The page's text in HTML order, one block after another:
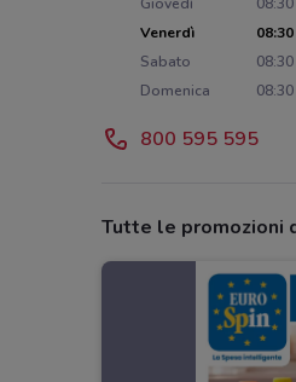
Venerdì
Sabato
Domenica
800 595 595
Tutte le promozioni